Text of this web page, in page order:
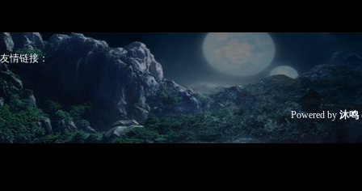
友情链接：
Powered by 沐鸣